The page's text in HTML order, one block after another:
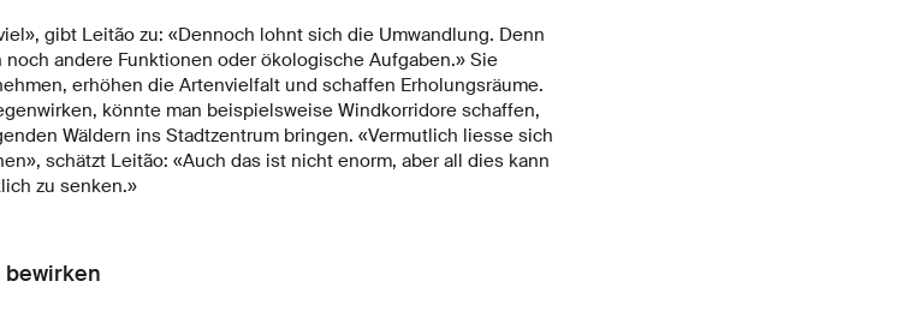
gibt Leitão zu: «Dennoch lohnt sich die Umwandlung. Denn
andere Funktionen oder ökologische Aufgaben.» Sie
erhöhen die Artenvielfalt und schaffen Erholungsräume.
könnte man beispielsweise Windkorridore schaffen,
Wäldern ins Stadtzentrum bringen. «Vermutlich liesse sich
schätzt Leitão: «Auch das ist nicht enorm, aber all dies kann
zu senken.»
bewirken